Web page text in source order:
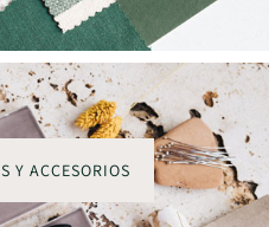
Y ACCESORIOS